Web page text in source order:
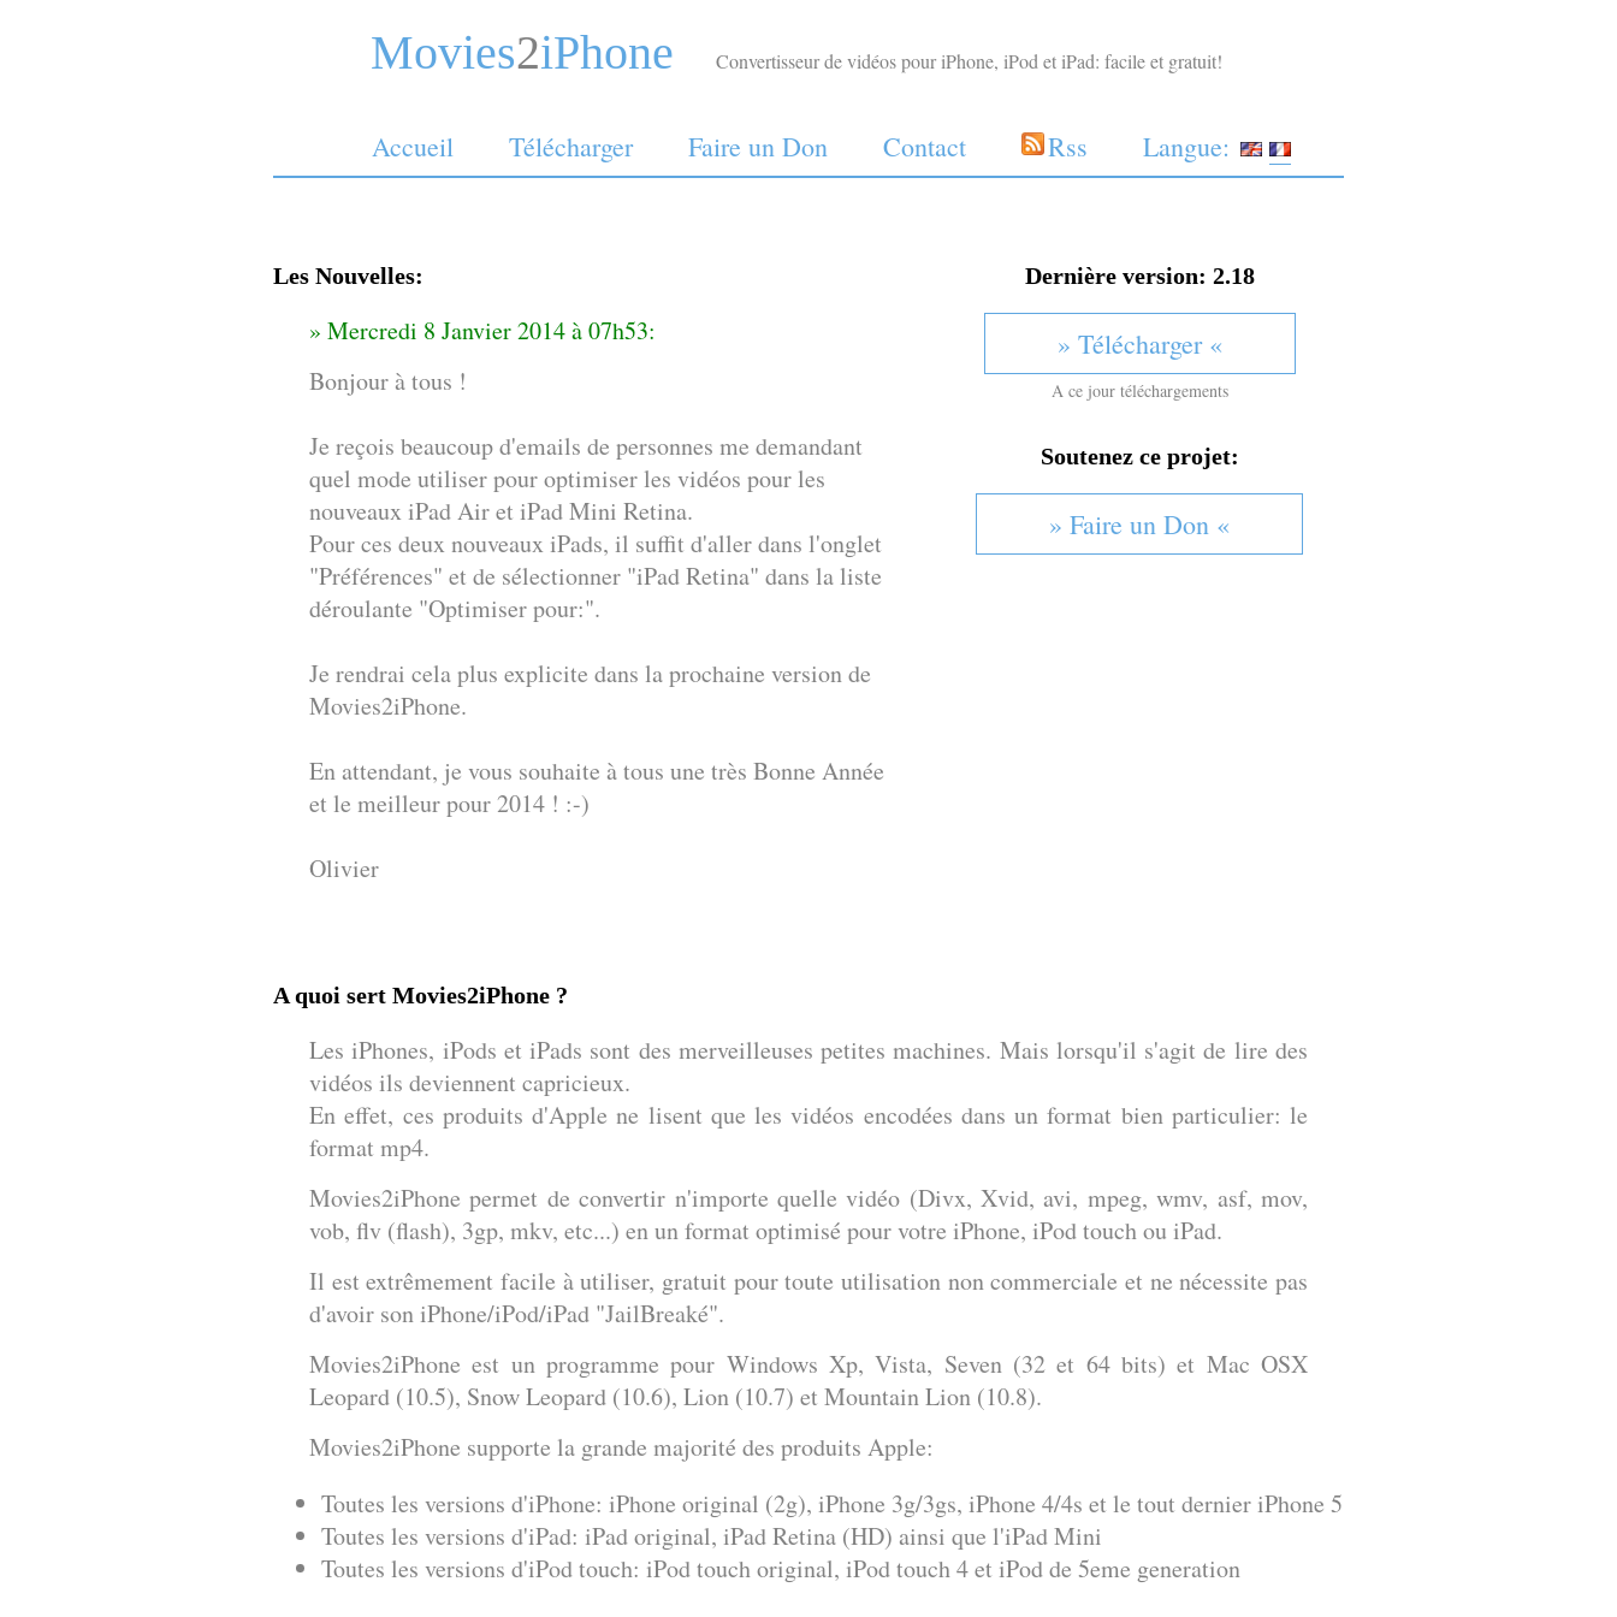
Movies2iPhone Convertisseur de vidéos pour iPhone, iPod et iPad: facile et gratuit!
Accueil Télécharger Faire un Don Contact Rss Langue:
Les Nouvelles:
» Mercredi 8 Janvier 2014 à 07h53:
Bonjour à tous !
Je reçois beaucoup d'emails de personnes me demandant
quel mode utiliser pour optimiser les vidéos pour les
nouveaux iPad Air et iPad Mini Retina.
Pour ces deux nouveaux iPads, il suffit d'aller dans l'onglet
"Préférences" et de sélectionner "iPad Retina" dans la liste
déroulante "Optimiser pour:".
Je rendrai cela plus explicite dans la prochaine version de
Movies2iPhone.
En attendant, je vous souhaite à tous une très Bonne Année
et le meilleur pour 2014 ! :-)
Olivier
Dernière version: 2.18
» Télécharger «
A ce jour téléchargements
Soutenez ce projet:
» Faire un Don «
A quoi sert Movies2iPhone ?
Les iPhones, iPods et iPads sont des merveilleuses petites machines. Mais lorsqu'il s'agit de lire des
vidéos ils deviennent capricieux.
En effet, ces produits d'Apple ne lisent que les vidéos encodées dans un format bien particulier: le
format mp4.
Movies2iPhone permet de convertir n'importe quelle vidéo (Divx, Xvid, avi, mpeg, wmv, asf, mov,
vob, flv (flash), 3gp, mkv, etc...) en un format optimisé pour votre iPhone, iPod touch ou iPad.
Il est extrêmement facile à utiliser, gratuit pour toute utilisation non commerciale et ne nécessite pas
d'avoir son iPhone/iPod/iPad "JailBreaké".
Movies2iPhoneest un programme pour Windows Xp, Vista, Seven (32 et 64 bits) et Mac OSX
Leopard (10.5), Snow Leopard (10.6), Lion (10.7) et Mountain Lion (10.8).
Movies2iPhone supporte la grande majorité des produits Apple:
Toutes les versions d'iPhone: iPhone original (2g), iPhone 3g/3gs, iPhone 4/4s et le tout dernier iPhone 5
Toutes les versions d'iPad: iPad original, iPad Retina (HD) ainsi que l'iPad Mini
Toutes les versions d'iPod touch: iPod touch original, iPod touch 4 et iPod de 5eme generation